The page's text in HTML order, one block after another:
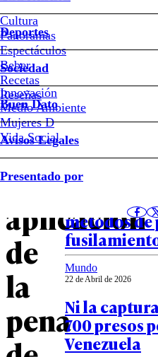
Cultura
Panoramas
Espectáculos
Beber
Recetas
Reseñas
Deportes
Sociedad
Innovación
Medio Ambiente
Mujeres D
Vida Social
Buen Dato
Avisos Legales
Presentado por
Irán
concentró
el
80%
de
la
aplicación
de
la
pena
Notas
24 de Abril de 2026
métodos de
Mundo
22 de Abril de 2026
Ni la
700 presos
Venezuela